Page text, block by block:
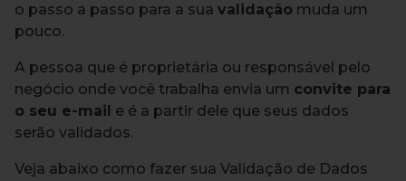
o passo a passo para a sua validação muda um
pouco.
A pessoa que é proprietária ou responsável pelo
negócio onde você trabalha envia um convite para
o seu e-mail e é a partir dele que seus dados
serão validados.
Veja abaixo como fazer sua Validação de Dados